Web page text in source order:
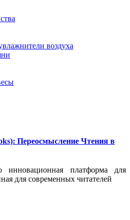
воздуха
Переосмысление Чтения в
платформа для
для современных читателей